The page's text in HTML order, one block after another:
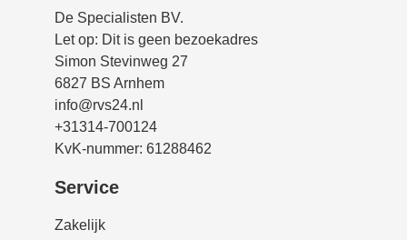
De Specialisten BV.
Let op: Dit is geen bezoekadres
Simon Stevinweg 27
6827 BS Arnhem
info@rvs24.nl
+31314-700124
KvK-nummer: 61288462
Service
Zakelijk